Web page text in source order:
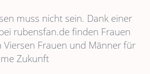
muss nicht sein. Dank einer
rubensfan.de finden Frauen
Frauen und Männer für
Zukunft